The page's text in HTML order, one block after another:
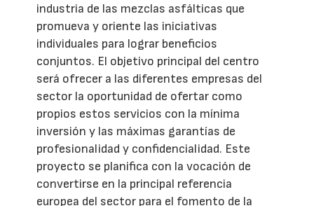
industria de las mezclas asfálticas que
promueva y oriente las iniciativas
individuales para lograr beneficios
conjuntos. El objetivo principal del centro
será ofrecer a las diferentes empresas del
sector la oportunidad de ofertar como
propios estos servicios con la mínima
inversión y las máximas garantías de
profesionalidad y confidencialidad. Este
proyecto se planifica con la vocación de
convertirse en la principal referencia
europea del sector para el fomento de la